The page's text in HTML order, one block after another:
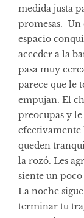
medida justa
promesas. Un
espacio
acceder a la
pasa muy
parece que le
empujan. El
preocupas y le
efectivamente
queden
la rozó. Les
siente un
La noche
terminar tu